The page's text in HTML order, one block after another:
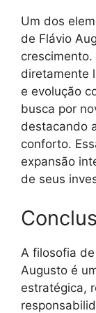
Um dos
de Flávio
diretamente
e evolução
busca por
destacando
conforto.
expansão
de seus
A filosofia
Augusto é
estratégica,